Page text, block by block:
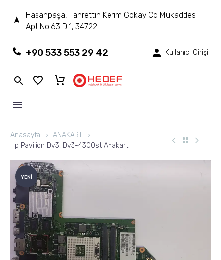
Hasanpaşa, Fahrettin Kerim Gökay Cd Mukaddes
Apt No:63 D:1, 34722
+90 533 553 29 42 Kullanıcı Girişi
Anasayfa
ANAKART
Hp Pavilion Dv3, Dv3-4300st Anakart
YENI